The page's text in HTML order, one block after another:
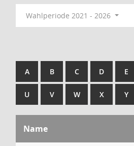
Wahlperiode 2021 - 2026
A B C D E
U V W X Y
Name